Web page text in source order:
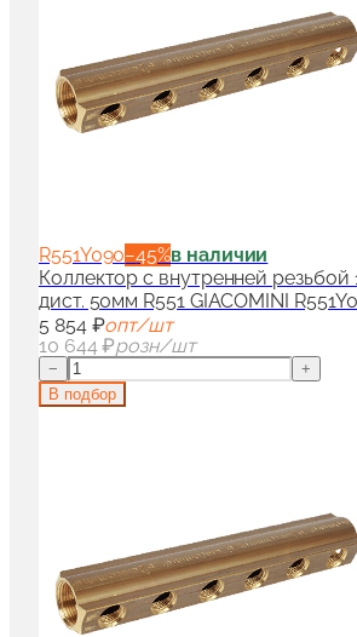
R551Y090−45%в наличии
Коллектор с внутренней
дист. 50мм R551 GIACOMINI
5 854 ₽опт/шт
10 644 ₽розн/шт
−
+
В подбор